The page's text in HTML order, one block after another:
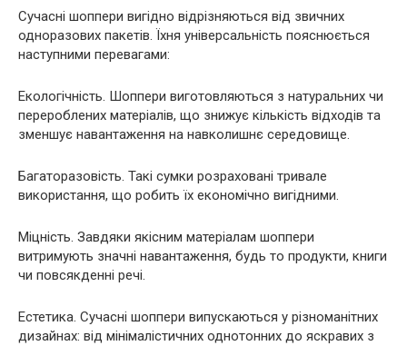
Сучасні шоппери вигідно відрізняються від звичних
одноразових пакетів. Їхня універсальність пояснюється
наступними перевагами:
Екологічність. Шоппери виготовляються з натуральних чи
перероблених матеріалів, що знижує кількість відходів та
зменшує навантаження на навколишнє середовище.
Багаторазовість. Такі сумки розраховані тривале
використання, що робить їх економічно вигідними.
Міцність. Завдяки якісним матеріалам шоппери
витримують значні навантаження, будь то продукти, книги
чи повсякденні речі.
Естетика. Сучасні шоппери випускаються у різноманітних
дизайнах: від мінімалістичних однотонних до яскравих з